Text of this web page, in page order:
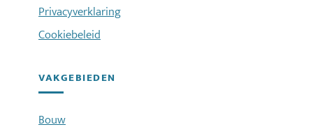
Privacyverklaring
Cookiebeleid
VAKGEBIEDEN
Bouw